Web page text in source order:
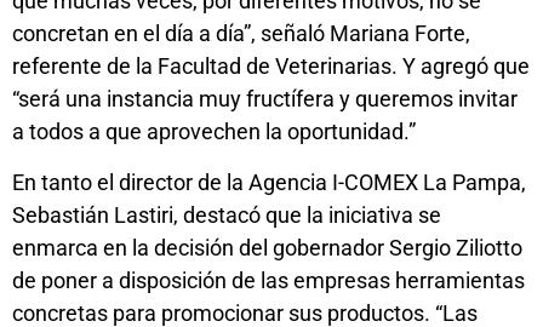
concretan en el día a día”, señaló Mariana Forte,
referente de la Facultad de Veterinarias. Y agregó que
“será una instancia muy fructífera y queremos invitar
a todos a que aprovechen la oportunidad.”
En tanto el director de la Agencia I-COMEX La Pampa,
Sebastián Lastiri, destacó que la iniciativa se
enmarca en la decisión del gobernador Sergio Ziliotto
de poner a disposición de las empresas herramientas
concretas para promocionar sus productos. “Las